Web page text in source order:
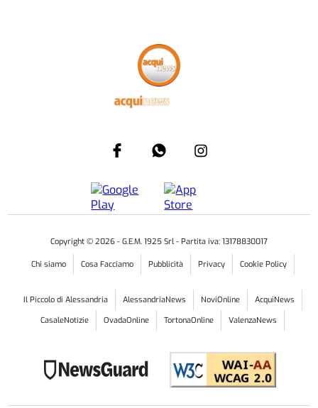
Copyright © 2026 - G.E.M. 1925 Srl - Partita iva: 13178830017
Chi siamo Cosa Facciamo Pubblicità Privacy Cookie Policy
Il Piccolo di Alessandria AlessandriaNews NoviOnline
AcquiNews
CasaleNotizie
OvadaOnline TortonaOnline ValenzaNews